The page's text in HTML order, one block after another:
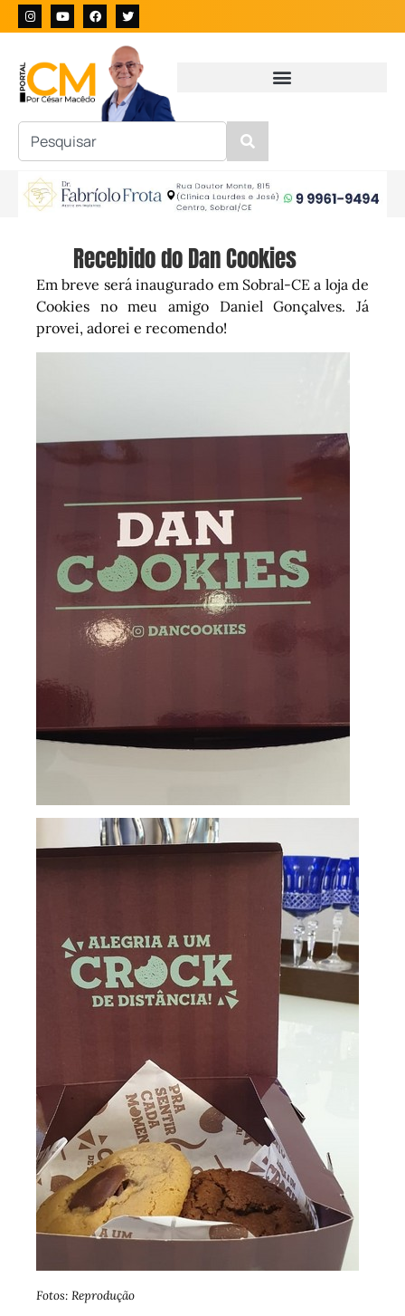
Recebido do Dan Cookies
Em breve será inaugurado em Sobral-CE a loja de
Cookies no meu amigo Daniel Gonçalves. Já
provei, adorei e recomendo!
Fotos: Reprodução